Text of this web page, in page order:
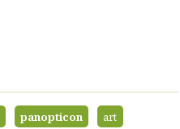
panopticon
art